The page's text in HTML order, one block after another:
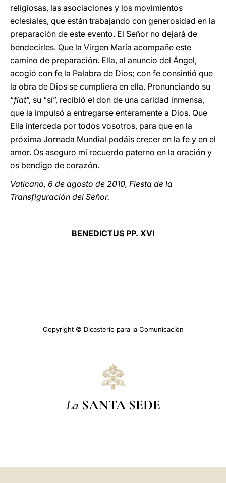
religiosas, las asociaciones y los movimientos
eclesiales, que están trabajando con generosidad en la
preparación de este evento. El Señor no dejará de
bendecirles. Que la Virgen María acompañe este
camino de preparación. Ella, al anuncio del Ángel,
acogió con fe la Palabra de Dios; con fe consintió que
la obra de Dios se cumpliera en ella. Pronunciando su
“fiat”, su “sí”, recibió el don de una caridad inmensa,
que la impulsó a entregarse enteramente a Dios. Que
Ella interceda por todos vosotros, para que en la
próxima Jornada Mundial podáis crecer en la fe y en el
amor. Os aseguro mi recuerdo paterno en la oración y
os bendigo de corazón.
Vaticano, 6 de agosto de 2010, Fiesta de la
Transfiguración del Señor.
BENEDICTUS PP. XVI
Copyright © Dicasterio para la Comunicación
La SANTA SEDE